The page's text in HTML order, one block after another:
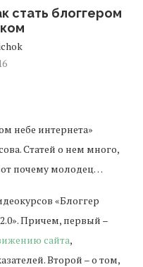
стать блоггером
небе интернета»
Статей о нем много,
почему молодец…
«Блоггер
Причем, первый –
сайта,
Второй – о том,